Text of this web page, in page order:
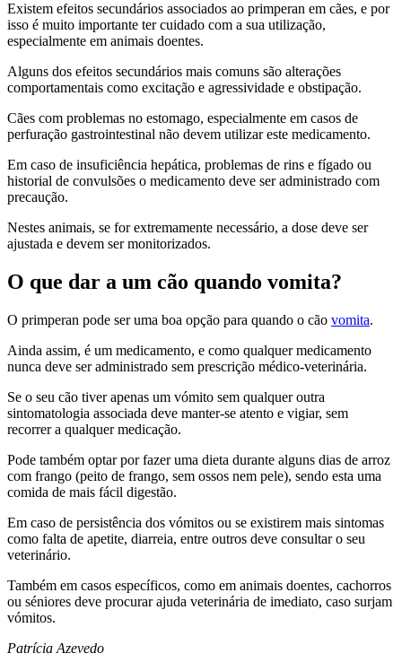
Existem efeitos secundários associados ao primperan em cães, e por
isso é muito importante ter cuidado com a sua utilização,
especialmente em animais doentes.
Alguns dos efeitos secundários mais comuns são alterações
comportamentais como excitação e agressividade e obstipação.
Cães com problemas no estomago, especialmente em casos de
perfuração gastrointestinal não devem utilizar este medicamento.
Em caso de insuficiência hepática, problemas de rins e fígado ou
historial de convulsões o medicamento deve ser administrado com
precaução.
Nestes animais, se for extremamente necessário, a dose deve ser
ajustada e devem ser monitorizados.
O que dar a um cão quando vomita?
O primperan pode ser uma boa opção para quando o cão vomita.
Ainda assim, é um medicamento, e como qualquer medicamento
nunca deve ser administrado sem prescrição médico-veterinária.
Se o seu cão tiver apenas um vómito sem qualquer outra
sintomatologia associada deve manter-se atento e vigiar, sem
recorrer a qualquer medicação.
Pode também optar por fazer uma dieta durante alguns dias de arroz
com frango (peito de frango, sem ossos nem pele), sendo esta uma
comida de mais fácil digestão.
Em caso de persistência dos vómitos ou se existirem mais sintomas
como falta de apetite, diarreia, entre outros deve consultar o seu
veterinário.
Também em casos específicos, como em animais doentes, cachorros
ou séniores deve procurar ajuda veterinária de imediato, caso surjam
vómitos.
Patrícia Azevedo